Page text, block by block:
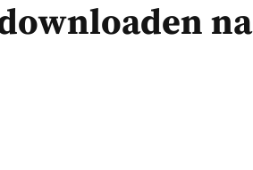
na